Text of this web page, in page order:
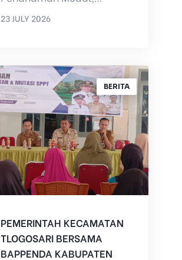
Pintu, dan Tenaga Kerja
23 JULY 2026
BERITA
PEMERINTAH KECAMATAN
TLOGOSARI BERSAMA
BAPPENDA KABUPATEN